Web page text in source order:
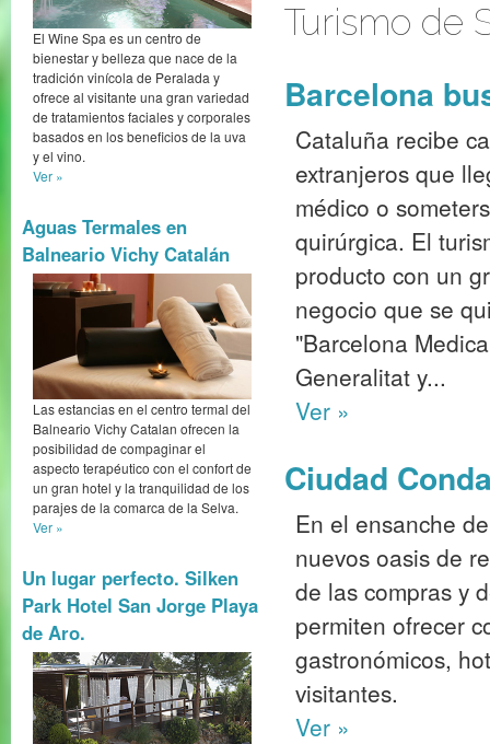
El Wine Spa es un centro de
bienestar y belleza que nace de la
tradición vinícola de Peralada y
ofrece al visitante una gran variedad
de tratamientos faciales y corporales
basados en los beneficios de la uva
y el vino.
Ver »
Aguas Termales en
Balneario Vichy Catalán
Las estancias en el centro termal del
Balneario Vichy Catalan ofrecen la
posibilidad de compaginar el
aspecto terapéutico con el confort de
un gran hotel y la tranquilidad de los
parajes de la comarca de la Selva.
Ver »
Un lugar perfecto. Silken
Park Hotel San Jorge Playa
de Aro.
Turismo de
Barcelona
Cataluña recibe
extranjeros que
médico o
quirúrgica. El
producto con un
negocio que se
"Barcelona
Generalitat y...
Ver »
Ciudad
En el ensanche
nuevos oasis de
de las compras y
permiten ofrecer
gastronómicos,
visitantes.
Ver »